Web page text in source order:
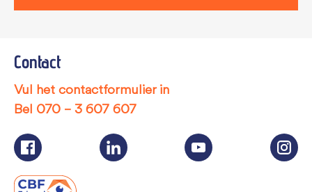
Contact
Vul het contactformulier in
Bel 070 – 3 607 607